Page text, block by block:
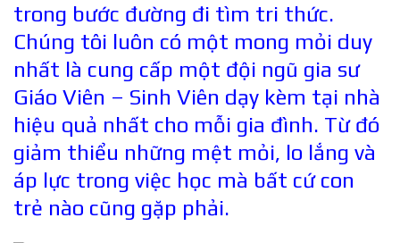
trong bước đường đi tìm tri thức.
Chúng tôi luôn có một mong mỏi duy
nhất là cung cấp một đội ngũ gia sư
Giáo Viên – Sinh Viên dạy kèm tại nhà
hiệu quả nhất cho mỗi gia đình. Từ đó
giảm thiểu những mệt mỏi, lo lắng và
áp lực trong việc học mà bất cứ con
trẻ nào cũng gặp phải.